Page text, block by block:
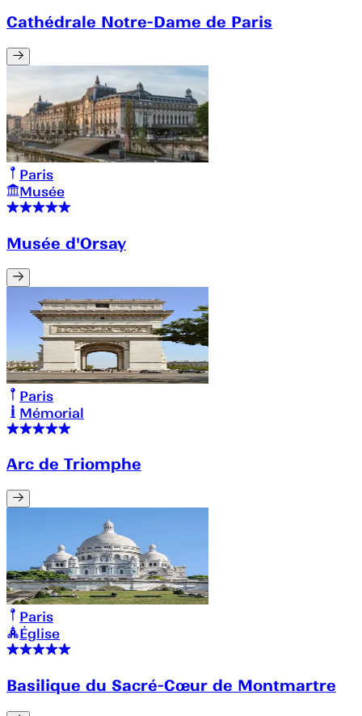
Cathédrale Notre-Dame de Paris
Paris
Musée
Musée d'Orsay
Paris
Mémorial
Arc de Triomphe
Paris
Église
Basilique du Sacré-Cœur de Montmartre